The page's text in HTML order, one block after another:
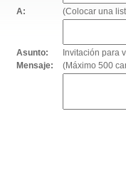
A: (Colocar una
Asunto:
Invitación para
Mensaje:
(Máximo 500